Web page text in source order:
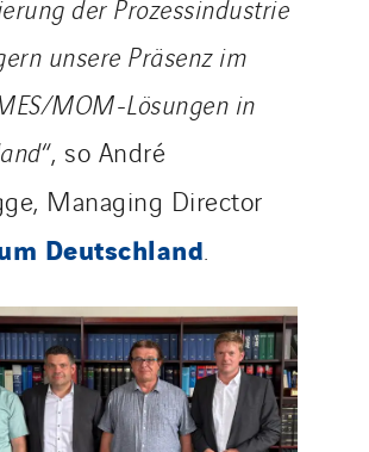
der Prozessindustrie
unsere Präsenz im
MOM-Lösungen in
“, so André
Managing Director
Deutschland